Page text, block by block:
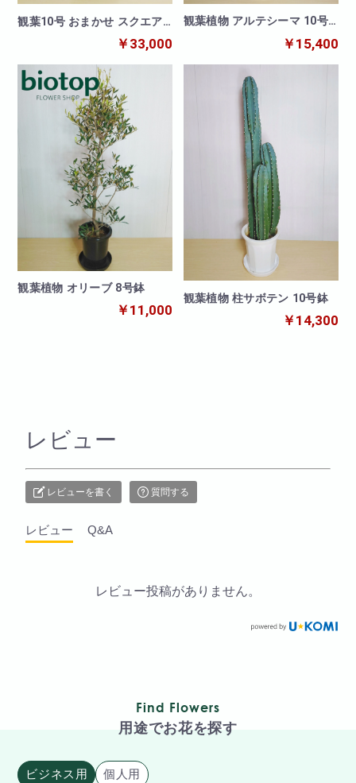
観葉10号 おまかせ スクエア
￥33,000
観葉植物 アルテシーマ 10号
￥15,400
観葉植物 オリーブ 8号鉢
￥11,000
観葉植物 柱サボテン 10号鉢
￥14,300
レビュー
レビューを書く 質問する
レビュー Q&A
レビュー投稿がありません。
Find Flowers
用途でお花を探す
ビジネス用 個人用